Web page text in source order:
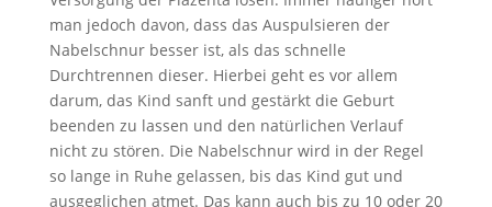
man jedoch davon, dass das Auspulsieren der
Nabelschnur besser ist, als das schnelle
Durchtrennen dieser. Hierbei geht es vor allem
darum, das Kind sanft und gestärkt die Geburt
beenden zu lassen und den natürlichen Verlauf
nicht zu stören. Die Nabelschnur wird in der Regel
so lange in Ruhe gelassen, bis das Kind gut und
ausgeglichen atmet. Das kann auch bis zu 10 oder 20